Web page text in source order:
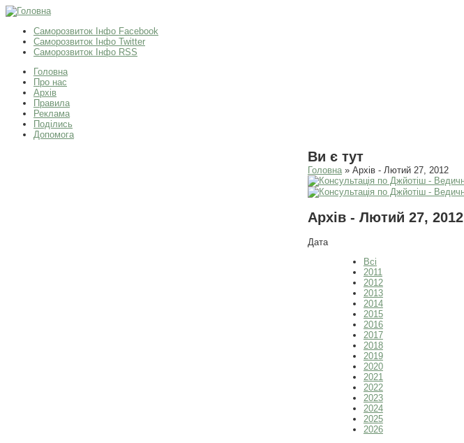
Саморозвиток Інфо Facebook
Саморозвиток Інфо Twitter
Саморозвиток Інфо RSS
Головна
Про нас
Архів
Правила
Реклама
Поділись
Допомога
Ви є тут
Головна» Архів - Лютий 27, 2012
Архів - Лютий 27, 2012
Дата
Всі
2011
2012
2013
2014
2015
2016
2017
2018
2019
2020
2021
2022
2023
2024
2025
2026